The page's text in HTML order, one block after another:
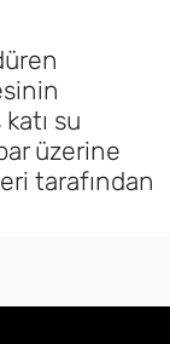
su
üzerine
tarafından